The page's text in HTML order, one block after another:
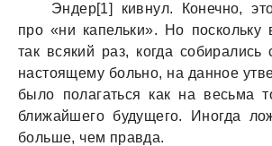
Эндер[1] кивнул. Конечно,
про «ни капельки». Но поскольку
так всякий раз, когда собирались
настоящему больно, на данное
было полагаться как на весьма
ближайшего будущего. Иногда
больше, чем правда.